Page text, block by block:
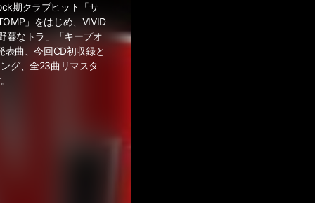
期クラブヒット「サ
」をはじめ、VIVID
暮なトラ」「キープオ
曲、今回CD初収録と
グ、全23曲リマスタ